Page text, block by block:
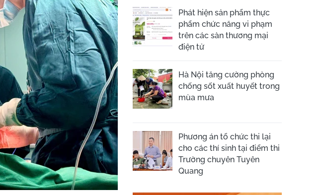
Phát hiện sản phẩm thực
phẩm chức năng vi phạm
trên các sàn thương mại
điện tử
Hà Nội tăng cường phòng
chống sốt xuất huyết trong
mùa mưa
Phương án tổ chức thi lại
cho các thí sinh tại điểm thi
Trường chuyên Tuyên
Quang